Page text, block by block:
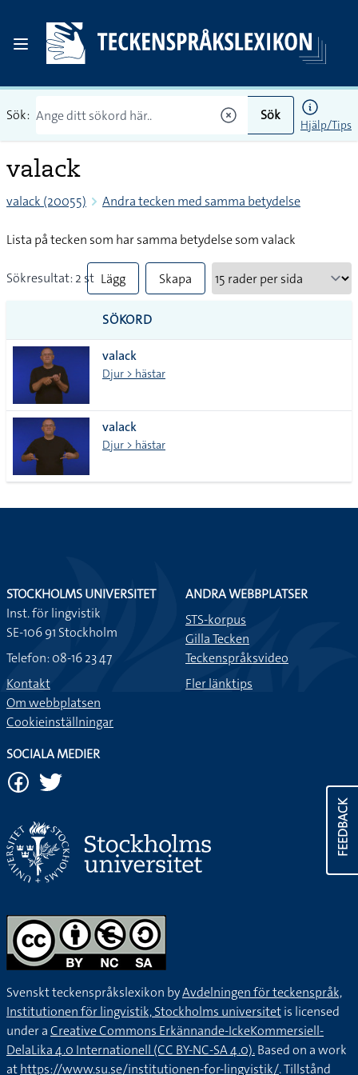
Sök: Sök
Hjälp/Tips
valack
valack (20055) Andra tecken med samma betydelse
Lista på tecken som har samma betydelse som valack
Sökresultat: 2 st Lägg
till
alla i
lista
Skapa
SÖKORD
valack
Djur > hästar
valack
Djur > hästar
FEEDBACK
STOCKHOLMS UNIVERSITET
Inst. för lingvistik
SE-106 91 Stockholm
Telefon: 08-16 23 47
Kontakt
Om webbplatsen
Cookieinställningar
ANDRA WEBBPLATSER
STS-korpus
Gilla Tecken
Teckenspråksvideo
Fler länktips
SOCIALA MEDIER
Svenskt teckenspråkslexikon byAvdelningen för teckenspråk,
Institutionen för lingvistik, Stockholms universitetis licensed
under aCreative Commons Erkännande-IckeKommersiell-
DelaLika 4.0 Internationell (CC BY-NC-SA 4.0).Based on a work
athttps://www.su.se/institutionen-for-lingvistik/. Tillstånd